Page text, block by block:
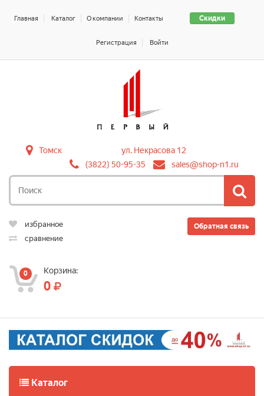
Скидки
Главная Каталог О компании Контакты
Регистрация Войти
Томск
ул. Некрасова 12
(3822) 50-95-35
sales@shop-n1.ru
Обратная связь
избранное
сравнение
0 Корзина:
0
Каталог